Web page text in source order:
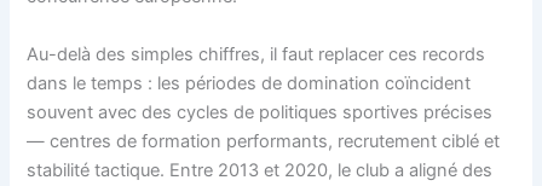
Au-delà des simples chiffres, il faut replacer ces records
dans le temps : les périodes de domination coïncident
souvent avec des cycles de politiques sportives précises
— centres de formation performants, recrutement ciblé et
stabilité tactique. Entre 2013 et 2020, le club a aligné des